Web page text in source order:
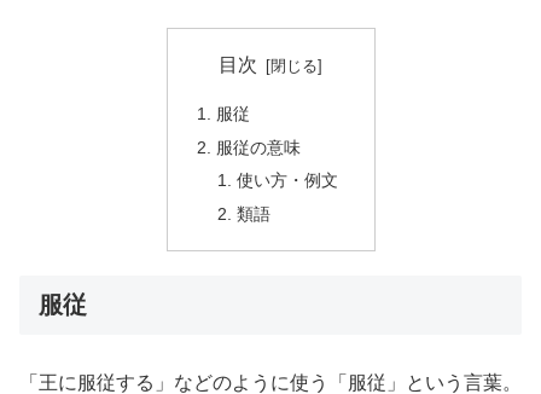
目次
服従
服従の意味
使い方・例文
類語
服従
「王に服従する」などのように使う「服従」という言葉。